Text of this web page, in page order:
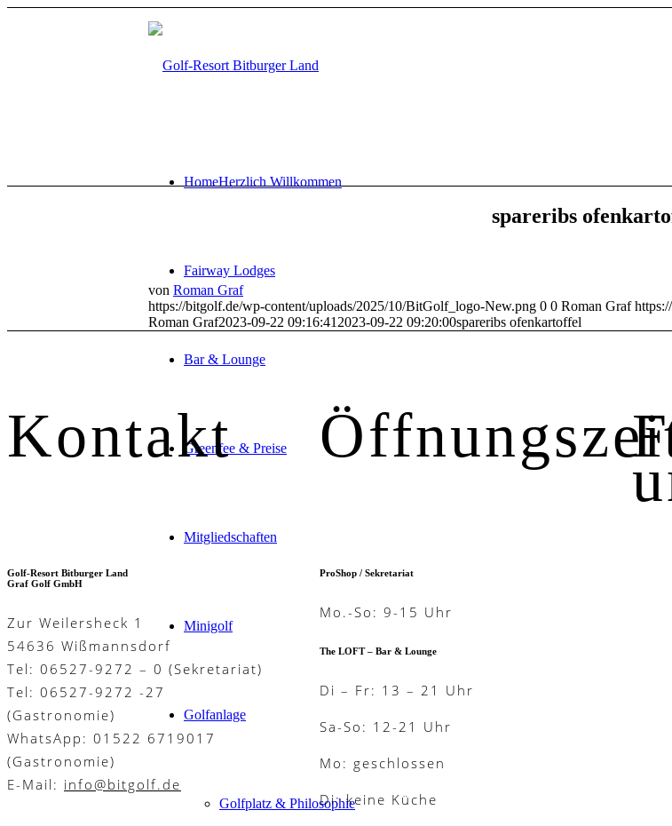
HomeHerzlich Willkommen
Fairway Lodges
Bar & Lounge
Greenfee & Preise
Mitgliedschaften
Minigolf
Golfanlage
Golfplatz & Philosophie
spareribs
von Roman Graf
https://bitgolf.de/wp-content/uploads/2025/10/BitGolf_logo-New.png 0 0 Roman Graf
Roman Graf2023-09-22 09:16:41 2023-09-22 09:20:00spareribs ofenkartoffel
Kontakt
Golf-Resort Bitburger Land
Graf Golf GmbH
Zur Weilersheck 1
54636 Wißmannsdorf
Tel: 06527-9272 – 0 (Sekretariat)
Tel: 06527-9272 -27
(Gastronomie)
WhatsApp: 01522 6719017
(Gastronomie)
E-Mail: info@bitgolf.de
ProShop / Sekretariat
Mo.-So: 9-15 Uhr
The LOFT – Bar & Lounge
Di – Fr: 13 – 21 Uhr
Sa-So: 12-21 Uhr
Mo: geschlossen
Di: keine Küche